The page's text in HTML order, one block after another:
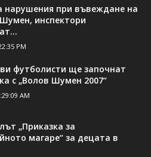
нарушения при въвеждане на
инспектори
PM
футболисти ще започнат
с „Волов Шумен 2007“
AM
„Приказка за
магаре“ за децата в